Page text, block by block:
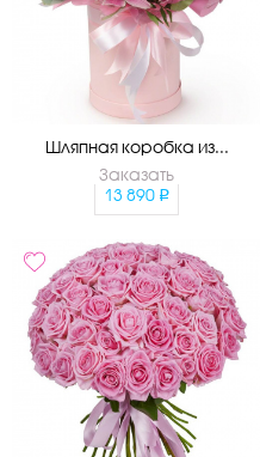
Шляпная коробка из...
Заказать
13 890